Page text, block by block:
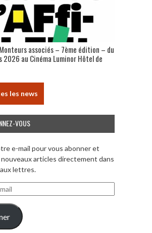
associés – 7ème édition – du
2026 au Cinéma Luminor Hôtel de
les news
VOUS
e-mail pour vous abonner et
articles directement dans
lettres.